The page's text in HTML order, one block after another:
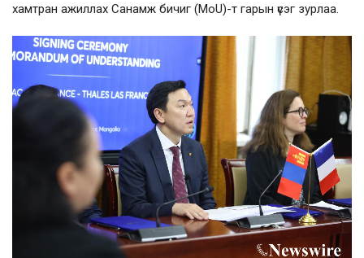
хамтран ажиллах Санамж бичиг (MoU)-т гарын үсэг зурлаа.